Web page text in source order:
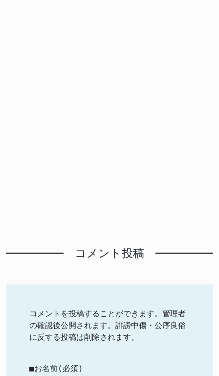
コメント投稿
コメントを投稿することができます。管理者
の確認後公開されます。誹謗中傷・公序良俗
に反する投稿は削除されます。
■お名前(必須)